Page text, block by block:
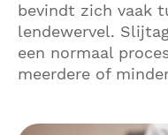
bevindt zich vaak
lendewervel.
een normaal
meerdere of